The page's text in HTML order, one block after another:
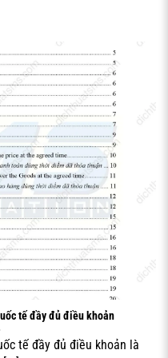
quan trọng nhất
. Hợp đồng cần quy
vị tiền tệ và cách tính
Đối với những hợp đồng
biến động, cần có điều
thị trường hoặc theo
QUỐC TẾ
tế đầy đủ điều khoản
tế đầy đủ điều khoản là